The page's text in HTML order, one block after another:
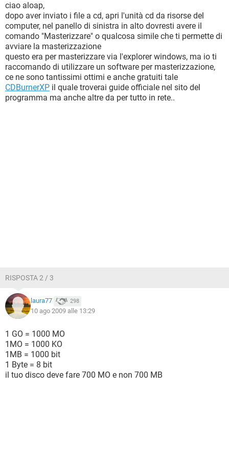
ciao aloap,
dopo aver inviato i file a cd, apri l'unità cd da risorse del
computer, nel panello di sinistra in alto dovresti avere il
comando "Masterizzare" o qualcosa simile che ti permette di
avviare la masterizzazione
questo era per masterizzare via l'explorer windows, ma io ti
raccomando di utilizzare un software per masterizzazione,
ce ne sono tantissimi ottimi e anche gratuiti tale
CDBurnerXP il quale troverai guide officiale nel sito del
programma ma anche altre da per tutto in rete..
RISPOSTA 2 / 3
laura77 298
10 ago 2009 alle 13:29
1 GO = 1000 MO
1MO = 1000 KO
1MB = 1000 bit
1 Byte = 8 bit
il tuo disco deve fare 700 MO e non 700 MB